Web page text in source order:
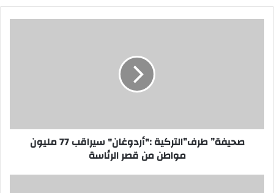
قصر
الرئاسة
صحيفة” طرف”التركية :"أردوغان" سيراقب 77 مليون
مواطن من قصر الرئاسة